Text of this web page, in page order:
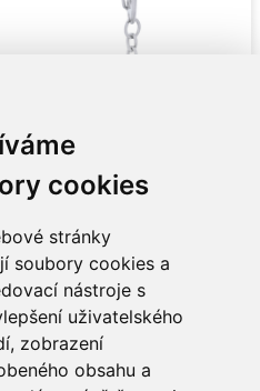
cookies
stránky
soubory cookies a
nástroje s
uživatelského
zobrazení
obsahu a
Cena od19,52Kč